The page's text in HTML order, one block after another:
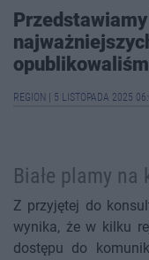
REGION 5 LISTOPADA 2025
Białe plamy
Z przyjętej do
wynika, że w kilku
dostępu do